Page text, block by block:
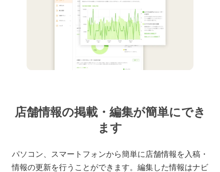
店舗情報の掲載・編集が簡単にでき
ます
パソコン、スマートフォンから簡単に店舗情報を入稿・
情報の更新を行うことができます。編集した情報はナビ